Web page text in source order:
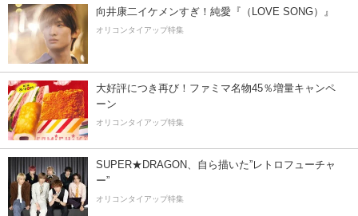
向井康二イケメンすぎ！純愛『（LOVE SONG）』
オリコンタイアップ特集
大好評につき再び！ファミマ名物45％増量キャンペ
ーン
オリコンタイアップ特集
SUPER★DRAGON、自ら描いた”レトロフューチャ
ー”
オリコンタイアップ特集